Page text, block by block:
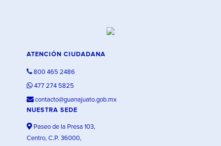
ATENCIÓN CIUDADANA
800 465 2486
477 274 5825
contacto@guanajuato.gob.mx
NUESTRA SEDE
Paseo de la Presa 103,
Centro, C.P. 36000,